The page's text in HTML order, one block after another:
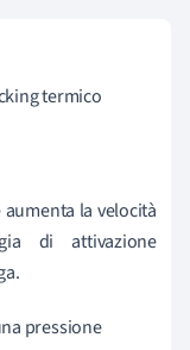
termico
la velocità
di attivazione
pressione